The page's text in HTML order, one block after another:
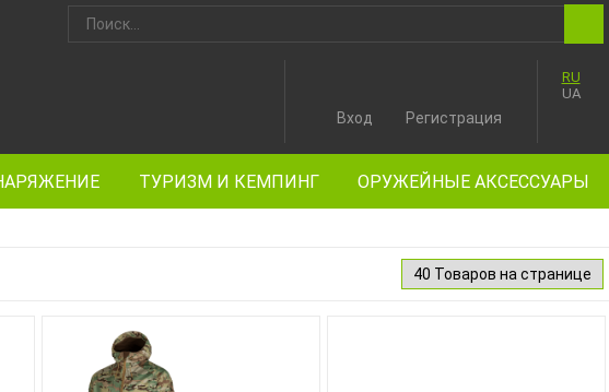
RU
UA
Вход Регистрация
ТУРИЗМ И КЕМПИНГ ОРУЖЕЙНЫЕ АКСЕССУАРЫ